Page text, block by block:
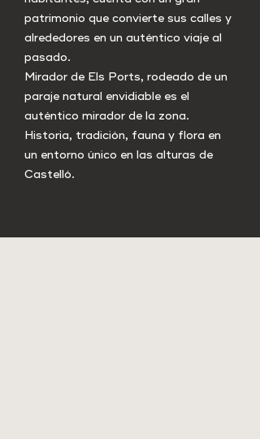
patrimonio que convierte sus calles y
alrededores en un auténtico viaje al
pasado.
Mirador de Els Ports, rodeado de un
paraje natural envidiable es el
auténtico mirador de la zona.
Historia, tradición, fauna y flora en
un entorno único en las alturas de
Castelló.